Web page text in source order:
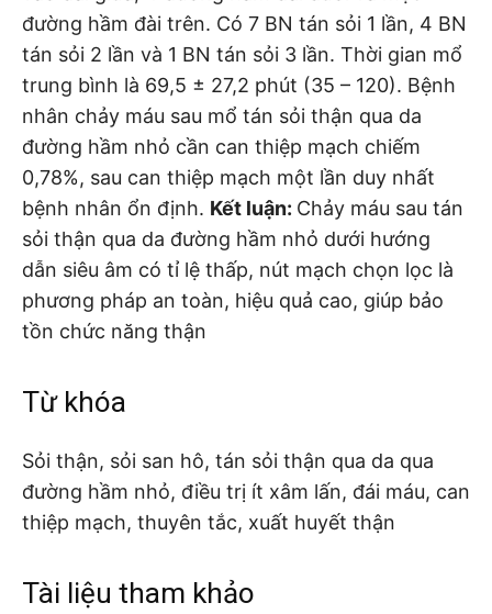
đường hầm đài trên. Có 7 BN tán sỏi 1 lần, 4 BN
tán sỏi 2 lần và 1 BN tán sỏi 3 lần. Thời gian mổ
trung bình là 69,5 ± 27,2 phút (35 – 120). Bệnh
nhân chảy máu sau mổ tán sỏi thận qua da
đường hầm nhỏ cần can thiệp mạch chiếm
0,78%, sau can thiệp mạch một lần duy nhất
bệnh nhân ổn định. Kết luận: Chảy máu sau tán
sỏi thận qua da đường hầm nhỏ dưới hướng
dẫn siêu âm có tỉ lệ thấp, nút mạch chọn lọc là
phương pháp an toàn, hiệu quả cao, giúp bảo
tồn chức năng thận
Từ khóa
Sỏi thận, sỏi san hô, tán sỏi thận qua da qua
đường hầm nhỏ, điều trị ít xâm lấn, đái máu, can
thiệp mạch, thuyên tắc, xuất huyết thận
Tài liệu tham khảo